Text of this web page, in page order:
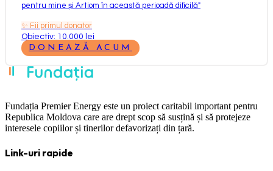
pentru mine și Artiom în această perioadă dificilă"
✨ Fii primul donator
Obiectiv: 10.000 lei
DONEAZĂ ACUM
Fundația Premier Energy este un proiect caritabil important pentru
Republica Moldova care are drept scop să susțină și să protejeze
interesele copiilor și tinerilor defavorizați din țară.
Link-uri rapide